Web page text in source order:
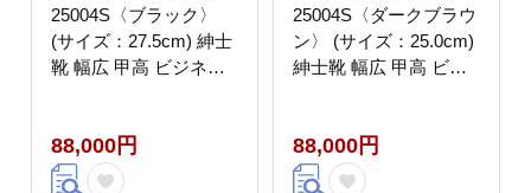
25004S〈ブラック〉
(サイズ：27.5cm) 紳士
靴 幅広 甲高 ビジネス
ソ仕上げ 牛革
88,000円
25004S〈ダークブラウ
ン〉 (サイズ：25.0cm)
紳士靴 幅広 甲高 ビジ
ベルソ仕上げ 牛革
88,000円